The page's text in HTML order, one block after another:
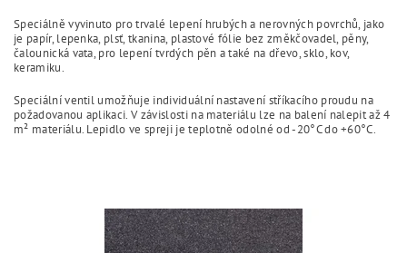
Speciálně vyvinuto pro trvalé lepení hrubých a nerovných povrchů, jako
je papír, lepenka, plsť, tkanina, plastové fólie bez změkčovadel, pěny,
čalounická vata, pro lepení tvrdých pěn a také na dřevo, sklo, kov,
keramiku.
Speciální ventil umožňuje individuální nastavení stříkacího proudu na
požadovanou aplikaci. V závislosti na materiálu lze na balení nalepit až 4
m² materiálu. Lepidlo ve spreji je teplotně odolné od -20°C do +60°C.